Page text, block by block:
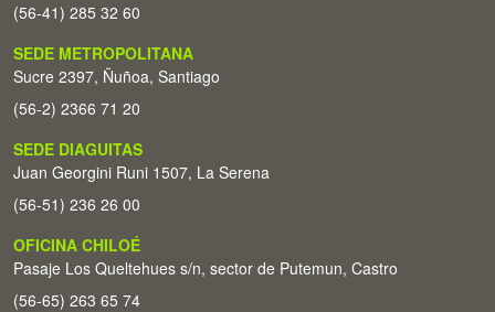
(56-41) 285 32 60
SEDE METROPOLITANA
Sucre 2397, Ñuñoa, Santiago
(56-2) 2366 71 20
SEDE DIAGUITAS
Juan Georgini Runi 1507, La Serena
(56-51) 236 26 00
OFICINA CHILOÉ
Pasaje Los Queltehues s/n, sector de Putemun, Castro
(56-65) 263 65 74